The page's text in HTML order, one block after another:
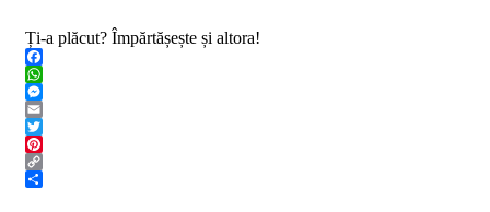
Ți-a plăcut? Împărtășește și altora!
Facebook
WhatsApp
Messenger
Email
Twitter
Pinterest
Copy